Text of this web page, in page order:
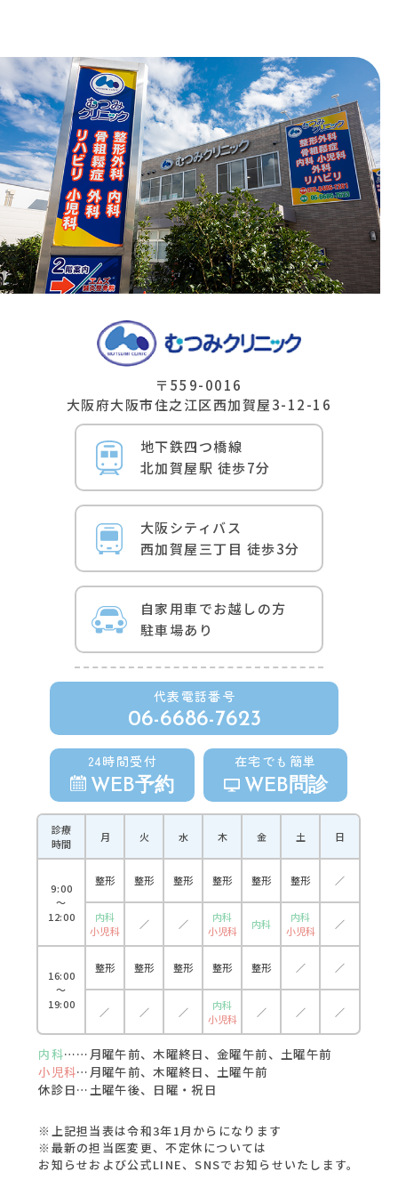
〒559-0016
⼤阪府⼤阪市住之江区⻄加賀屋3-12-16
地下鉄四つ橋線
北加賀屋駅 徒歩7分
⼤阪シティバス
⻄加賀屋三丁⽬ 徒歩3分
自家用車でお越しの方
駐車場あり
代表電話番号
06-6686-7623
24時間受付
WEB予約
在宅でも簡単
WEB問診
診療
時間
月 火 水 木 金 土 日
9:00
〜
12:00
整形 整形 整形 整形 整形 整形 ／
内科
小児科
／ ／
内科
小児科
内科
内科
小児科
／
16:00
〜
19:00
整形 整形 整形 整形 整形 ／ ／
／ ／ ／
内科
小児科
／ ／ ／
内科……月曜午前、木曜終日、金曜午前、土曜午前
小児科…月曜午前、木曜終日、土曜午前
休診日…土曜午後、日曜・祝日
※上記担当表は令和3年1月からになります
※最新の担当医変更、不定休については
お知らせおよび公式LINE、SNSでお知らせいたします。